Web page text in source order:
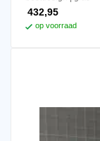
432,95
op voorraad